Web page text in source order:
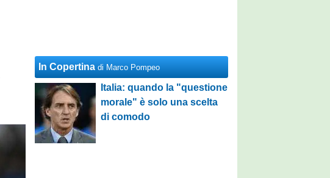
In Copertina di Marco Pompeo
Italia: quando la "questione
morale" è solo una scelta
di comodo